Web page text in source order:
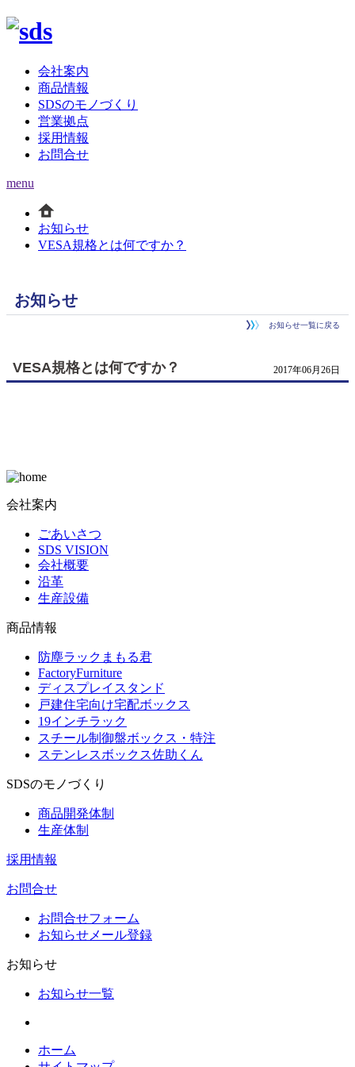
会社案内
商品情報
SDSのモノづくり
営業拠点
採用情報
お問合せ
menu
お知らせ
VESA規格とは何ですか？
お知らせ
お知らせ一覧に戻る
VESA規格とは何ですか？ 2017年06月26日
会社案内
ごあいさつ
SDS VISION
会社概要
沿革
生産設備
商品情報
防塵ラックまもる君
FactoryFurniture
ディスプレイスタンド
戸建住宅向け宅配ボックス
19インチラック
スチール制御盤ボックス・特注
ステンレスボックス佐助くん
SDSのモノづくり
商品開発体制
生産体制
採用情報
お問合せ
お問合せフォーム
お知らせメール登録
お知らせ
お知らせ一覧
ホーム